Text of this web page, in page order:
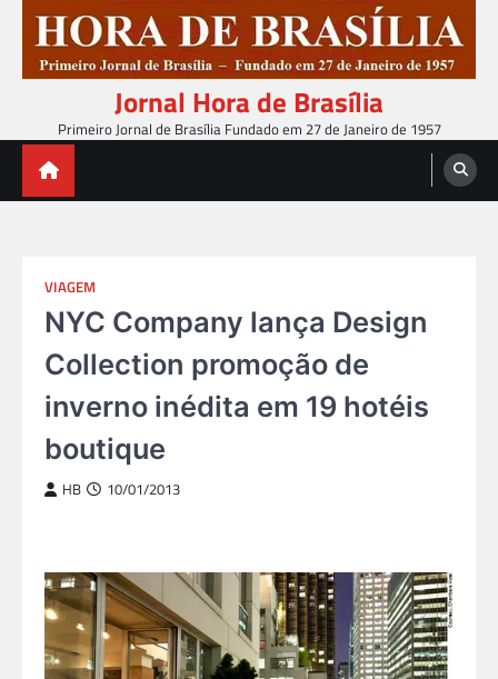
content
Jornal Hora de Brasília
Primeiro Jornal de Brasília Fundado em 27 de Janeiro de 1957
VIAGEM
NYC Company lança Design
Collection promoção de
inverno inédita em 19 hotéis
boutique
HB 10/01/2013